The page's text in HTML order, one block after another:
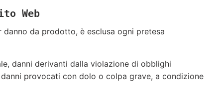
Web
da prodotto, è esclusa ogni pretesa
danni derivanti dalla violazione di obblighi
provocati con dolo o colpa grave, a condizione